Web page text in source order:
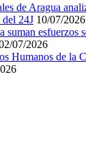
de Aragua
del 24J 10/07/2026
suman esfuerzos
07/2026
Humanos de la